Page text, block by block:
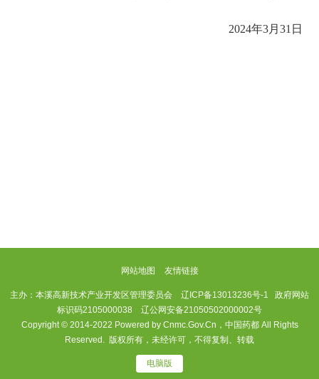
2024年3月31日
网站地图 友情链接
主办：本溪高新技术产业开发区管理委员会 辽ICP备13013236号-1
政府网站
标识码2105000038 辽公网安备21050502000002号
Copyright © 2014-2022 Powered by Cnmc.Gov.Cn，中国药都 All Rights
Reserved. 版权所有，未经许可，不得复制、转载
电脑版